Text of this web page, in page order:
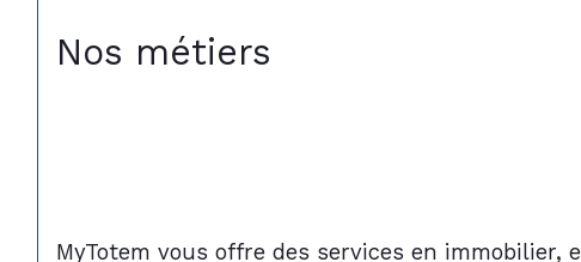
Nos métiers
MyTotem vous offre des services en